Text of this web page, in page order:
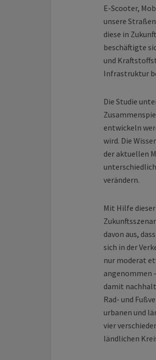
E-Scooter,
unsere
diese in
beschäftigte
und
Infrastruktur
Die Studie
entwickeln
wird. Die
der aktuellen
verändern.
Mit Hilfe
davon aus,
sich in der
nur moderat
angenommen
damit
Rad- und
urbanen und
vier
ländlichen